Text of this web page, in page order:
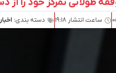
ساعت انتشار ۱۹:۱۸ دسته بندی: